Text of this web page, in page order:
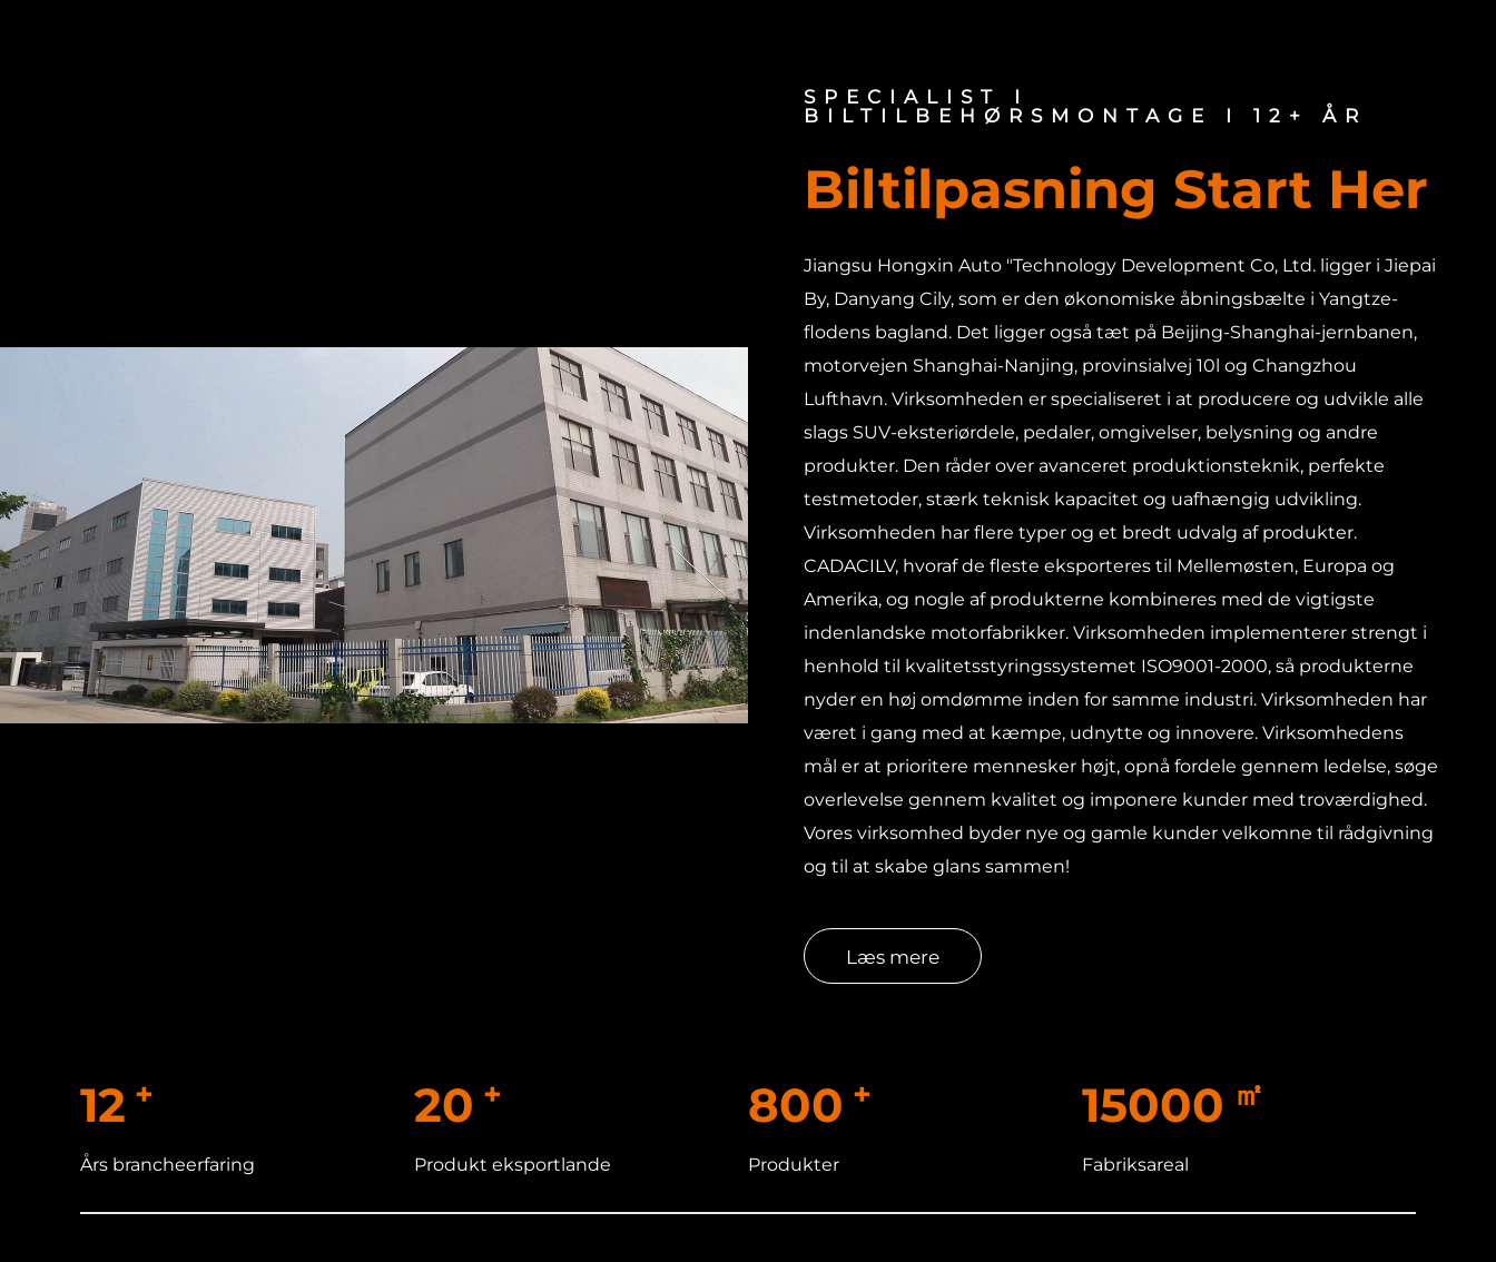
SPECIALIST I
BILTILBEHØRSMONTAGE I 12+ ÅR
Biltilpasning Start Her
Jiangsu Hongxin Auto "Technology Development Co, Ltd. ligger i Jiepai
By, Danyang Cily, som er den økonomiske åbningsbælte i Yangtze-
flodens bagland. Det ligger også tæt på Beijing-Shanghai-jernbanen,
motorvejen Shanghai-Nanjing, provinsialvej 10l og Changzhou
Lufthavn. Virksomheden er specialiseret i at producere og udvikle alle
slags SUV-eksteriørdele, pedaler, omgivelser, belysning og andre
produkter. Den råder over avanceret produktionsteknik, perfekte
testmetoder, stærk teknisk kapacitet og uafhængig udvikling.
Virksomheden har flere typer og et bredt udvalg af produkter.
CADACILV, hvoraf de fleste eksporteres til Mellemøsten, Europa og
Amerika, og nogle af produkterne kombineres med de vigtigste
indenlandske motorfabrikker. Virksomheden implementerer strengt i
henhold til kvalitetsstyringssystemet ISO9001-2000, så produkterne
nyder en høj omdømme inden for samme industri. Virksomheden har
været i gang med at kæmpe, udnytte og innovere. Virksomhedens
mål er at prioritere mennesker højt, opnå fordele gennem ledelse, søge
overlevelse gennem kvalitet og imponere kunder med troværdighed.
Vores virksomhed byder nye og gamle kunder velkomne til rådgivning
og til at skabe glans sammen!
Læs mere
12 +
Års brancheerfaring
20 +
Produkt eksportlande
800 +
Produkter
15000 ㎡
Fabriksareal